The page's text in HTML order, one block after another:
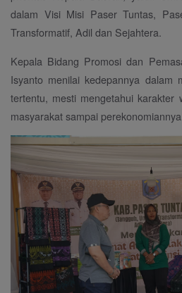
dalam Visi Misi Paser Tuntas,
Transformatif, Adil dan Sejahtera.
Kepala Bidang Promosi dan
Isyanto menilai kedepannya dalam
tertentu, mesti mengetahui karakter
masyarakat sampai